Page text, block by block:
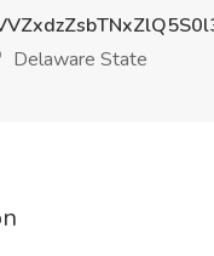
Delaware State